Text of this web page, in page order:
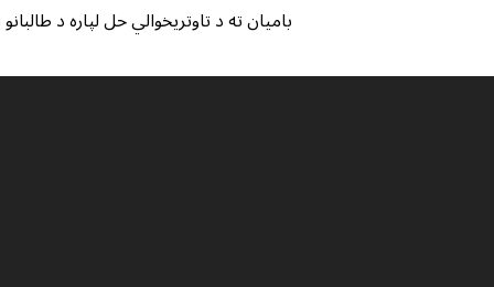
بامیان ته د تاوتریخوالي حل لپاره د